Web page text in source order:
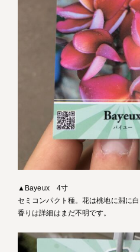
▲Bayeux 4寸
セミコンパクト種。花は桃地に淵に白
香りは詳細はまだ不明です。